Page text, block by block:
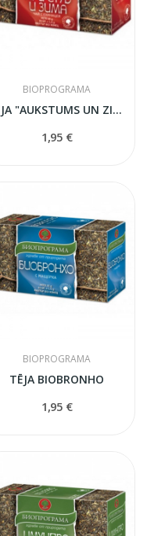
BIOPROGRAMA
TĒJA "AUKSTUMS UN ZIEMA"
1,95 €
BIOPROGRAMA
TĒJA BIOBRONHO
1,95 €